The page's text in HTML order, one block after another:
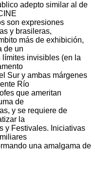
adepto similar al de
son expresiones
y brasileras,
más de exhibición,
de un
invisibles (en la
Sur y ambas márgenes
Río
que ameritan
de
y se requiere de
la
y Festivales. Iniciativas
una amalgama de